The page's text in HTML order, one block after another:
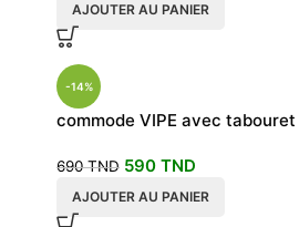
AJOUTER AU PANIER
-14%
commode VIPE avec tabouret
690TND 590 TND
AJOUTER AU PANIER